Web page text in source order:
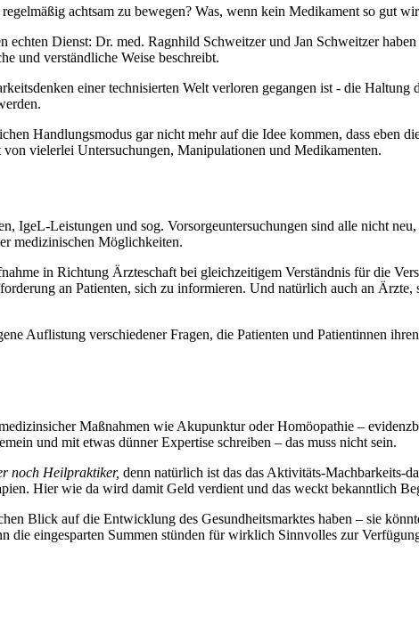
achtsam zu bewegen? Was, wenn kein Medikament so gut
Dienst: Dr. med. Ragnhild Schweitzer und Jan Schweitzer
und verständliche Weise beschreibt.
einer technisierten Welt verloren gegangen ist - die Haltung
Handlungsmodus gar nicht mehr auf die Idee kommen, dass eben
vielerlei Untersuchungen, Manipulationen und Medikamenten.
Leistungen und sog. Vorsorgeuntersuchungen sind alle nicht neu,
medizinischen Möglichkeiten.
in Richtung Ärzteschaft bei gleichzeitigem Verständnis für die
an Patienten, sich zu informieren. Und natürlich auch an Ärzte,
Auflistung verschiedener Fragen, die Patienten und Patientinnen
Maßnahmen wie Akupunktur oder Homöopathie –
und mit etwas dünner Expertise schreiben – das muss nicht sein.
noch Heilpraktiker, denn natürlich ist das das Aktivitäts-Machbarkeits-
Hier wie da wird damit Geld verdient und das weckt bekanntlich
Blick auf die Entwicklung des Gesundheitsmarktes haben – sie
die eingesparten Summen stünden für wirklich Sinnvolles zur